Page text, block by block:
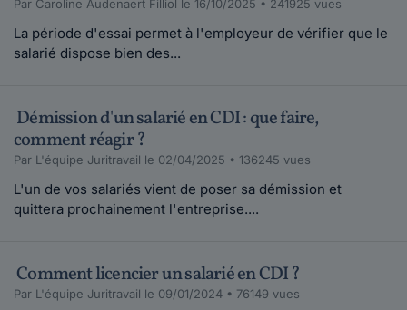
Par Caroline Audenaert Filliol le 16/10/2025 • 241925 vues
La période d'essai permet à l'employeur de vérifier que le
salarié dispose bien des...
Démission d'un salarié en CDI : que faire,
comment réagir ?
Par L'équipe Juritravail le 02/04/2025 • 136245 vues
L'un de vos salariés vient de poser sa démission et
quittera prochainement l'entreprise....
Comment licencier un salarié en CDI ?
Par L'équipe Juritravail le 09/01/2024 • 76149 vues